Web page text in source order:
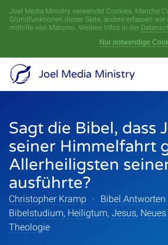
Joel Media Ministry verwendet Cookies. Manche
Grundfunktionen dieser Seite, andere erfassen wie
mithilfe von Matomo. Weitere Infos in der
Nur notwendige
Joel Media Ministry
Sagt die Bibel, dass
seiner Himmelfahrt
Allerheiligsten
ausführte?
Christopher Kramp · Bibel.Antworten
Bibelstudium, Heiligtum, Jesus,
Theologie